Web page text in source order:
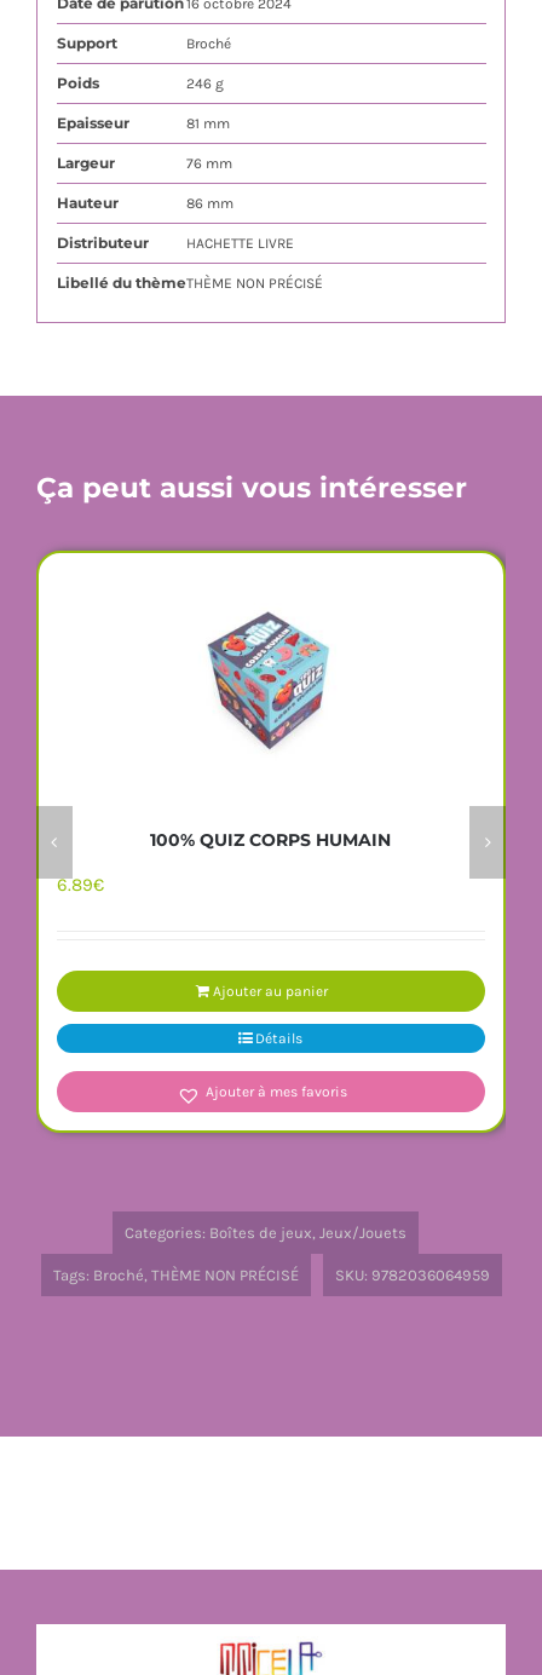
16 octobre 2024
Support Broché
Poids 246 g
Epaisseur 81 mm
Largeur 76 mm
Hauteur 86 mm
Distributeur HACHETTE LIVRE
Libellé du thèmeTHÈME NON PRÉCISÉ
Ça peut aussi vous intéresser
100% QUIZ CORPS HUMAIN
6.89€
Ajouter au panier
Détails
Ajouter à mes favoris
Categories: Boîtes de jeux Jeux/Jouets
Tags: Broché THÈME NON PRÉCISÉ SKU: 9782036064959